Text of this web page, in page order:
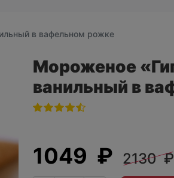
в вафельном рожке
Мороженое
ванильный в
1049 ₽ 2130 ₽